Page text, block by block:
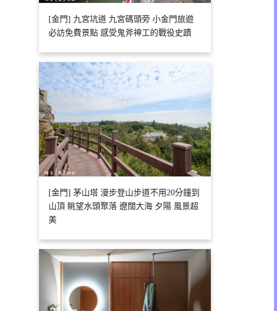
[金門] 九宮坑道 九宮碼頭旁 小金門旅遊
必訪免費景點 感受鬼斧神工的戰役史蹟
[金門] 茅山塔 漫步登山步道不用20分鐘到
山頂 眺望水頭聚落 遼闊大海 夕陽 風景超
美